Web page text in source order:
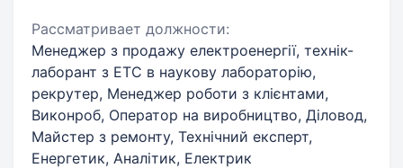
Рассматривает должности:
Менеджер з продажу електроенергії, технік-
лаборант з ЕТС в наукову лабораторію,
рекрутер, Менеджер роботи з клієнтами,
Виконроб, Оператор на виробництво, Діловод,
Майстер з ремонту, Технічний експерт,
Енергетик, Аналітик, Електрик